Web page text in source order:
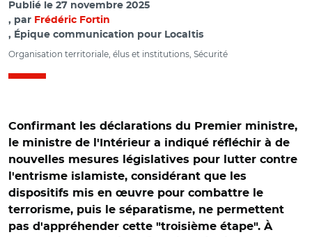
Publié le 27 novembre 2025
par Frédéric Fortin
, Épique communication pour Localtis
Organisation territoriale, élus et institutions, Sécurité
Confirmant les déclarations du Premier ministre,
le ministre de l'Intérieur a indiqué réfléchir à de
nouvelles mesures législatives pour lutter contre
l'entrisme islamiste, considérant que les
dispositifs mis en œuvre pour combattre le
terrorisme, puis le séparatisme, ne permettent
pas d'appréhender cette "troisième étape". À